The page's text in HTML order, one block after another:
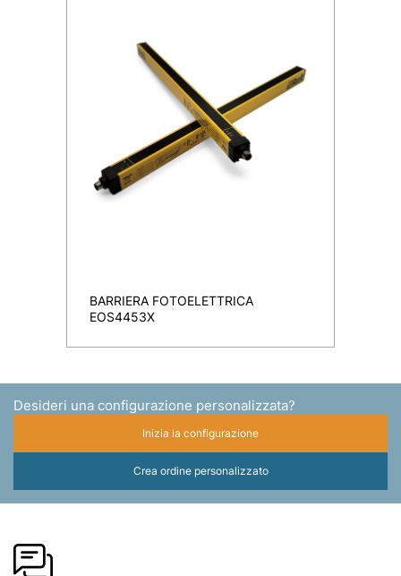
BARRIERA FOTOELETTRICA
EOS4453X
Desideri una configurazione personalizzata?
Inizia la configurazione
Crea ordine personalizzato